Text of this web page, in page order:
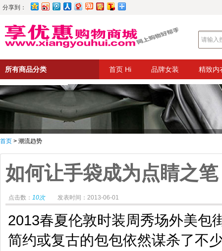
分享到：
所有商品分类 首页 Hi 品牌女装 精致内
首页 > 潮流趋势
如何让手袋成为点睛之笔
点击数： 10次 发表时间：2013-06-01
2013春夏伦敦时装周秀场外美包
简约或复古的包包依然谋杀了不